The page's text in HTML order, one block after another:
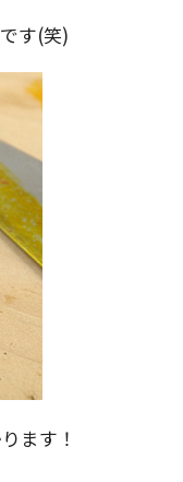
す(笑)
ます！